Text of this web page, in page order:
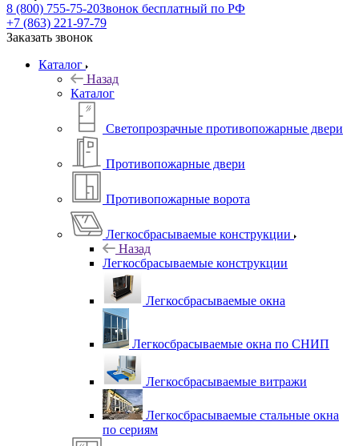
8 (800) 755-75-20Звонок бесплатный по РФ
+7 (863) 221-97-79
Заказать звонок
Каталог
Назад
Каталог
Светопрозрачные противопожарные двери
Противопожарные двери
Противопожарные ворота
Легкосбрасываемые конструкции
Назад
Легкосбрасываемые конструкции
Легкосбрасываемые окна
Легкосбрасываемые окна по СНИП
Легкосбрасываемые витражи
Легкосбрасываемые стальные окна
по сериям